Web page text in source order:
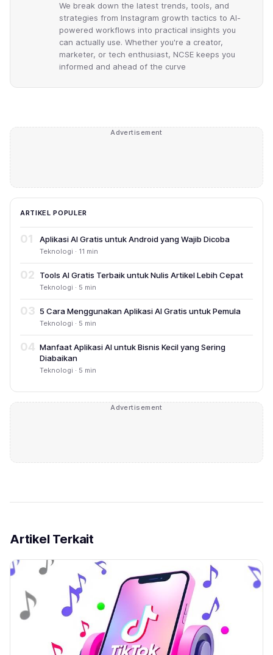
We break down the latest trends, tools, and
strategies from Instagram growth tactics to AI-
powered workflows into practical insights you
can actually use. Whether you're a creator,
marketer, or tech enthusiast, NCSE keeps you
informed and ahead of the curve
Advertisement
ARTIKEL POPULER
01 Aplikasi AI Gratis untuk Android yang Wajib Dicoba
Teknologi · 11 min
02 Tools AI Gratis Terbaik untuk Nulis Artikel Lebih Cepat
Teknologi · 5 min
03 5 Cara Menggunakan Aplikasi AI Gratis untuk Pemula
Teknologi · 5 min
04 Manfaat Aplikasi AI untuk Bisnis Kecil yang Sering
Diabaikan
Teknologi · 5 min
Advertisement
Artikel Terkait